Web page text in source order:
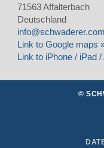
71563Affalterbach
Deutschland
info@schwaderer.com
Link to Google maps
Link to iPhone / iPad /
©